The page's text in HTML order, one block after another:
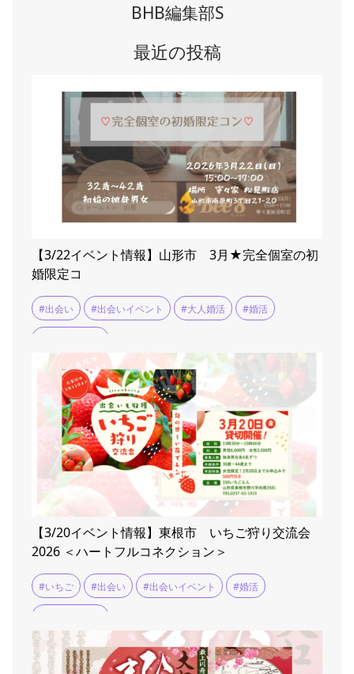
BHB編集部S
最近の投稿
【3/22イベント情報】山形市 3月★完全個室の初
婚限定コ
#出会い #出会いイベント #大人婚活 #婚活
【3/20イベント情報】東根市 いちご狩り交流会
2026 ＜ハートフルコネクション＞
#いちご #出会い #出会いイベント #婚活